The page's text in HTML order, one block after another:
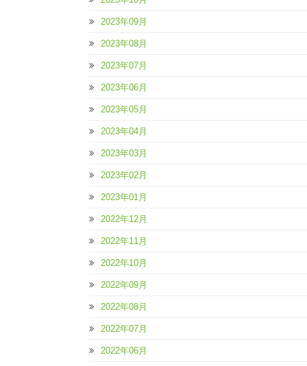
2023年09月
2023年08月
2023年07月
2023年06月
2023年05月
2023年04月
2023年03月
2023年02月
2023年01月
2022年12月
2022年11月
2022年10月
2022年09月
2022年08月
2022年07月
2022年06月